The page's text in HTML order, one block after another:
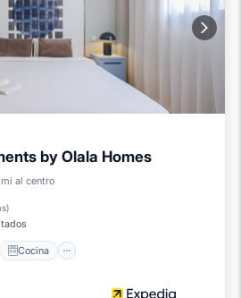
by Olala Homes
al centro
)
Cocina